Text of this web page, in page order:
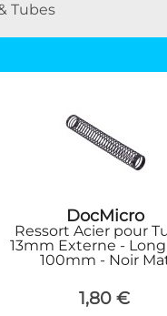
Tubes
DocMicro
Ressort Acier pour
13mm Externe -
100mm - Noir
1,80 €